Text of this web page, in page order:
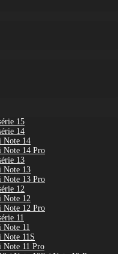
15
14
Note 14
Note 14 Pro
13
Note 13
Note 13 Pro
12
Note 12
Note 12 Pro
11
Note 11
Note 11S
Note 11 Pro